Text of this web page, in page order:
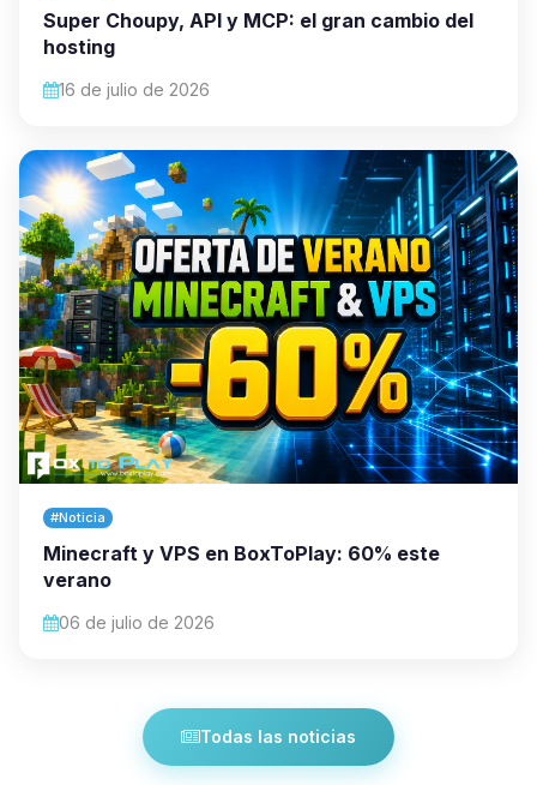
Super Choupy, API y MCP: el gran cambio del
hosting
16 de julio de 2026
#Noticia
Minecraft y VPS en BoxToPlay: 60% este
verano
06 de julio de 2026
Todas las noticias